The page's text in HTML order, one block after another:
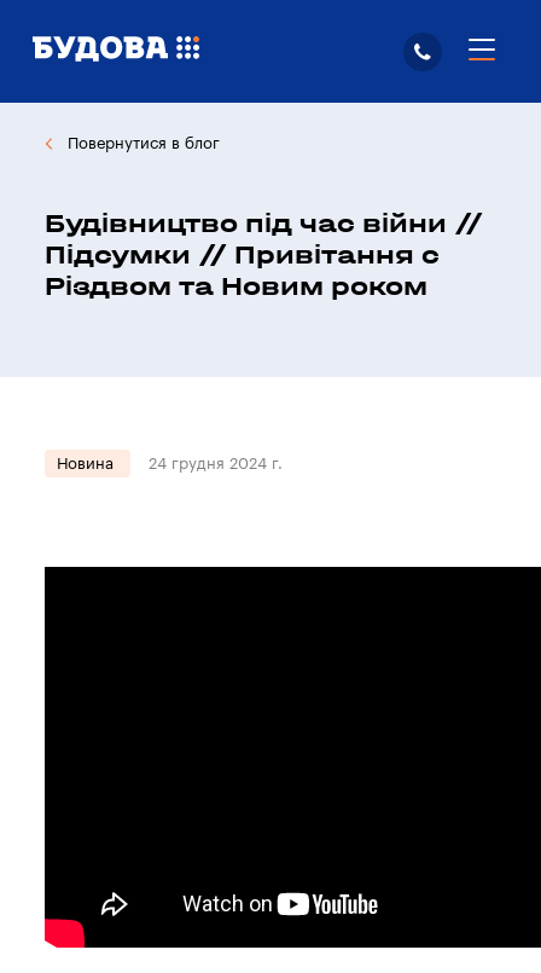
Повернутися в блог
Будівництво під час війни //
Підсумки // Привітання с
Різдвом та Новим роком
Новина 24 грудня 2024 г.